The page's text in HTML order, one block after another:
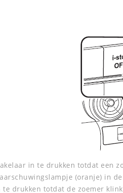
in te drukken totdat een
(oranje) in
te drukken totdat de zoemer